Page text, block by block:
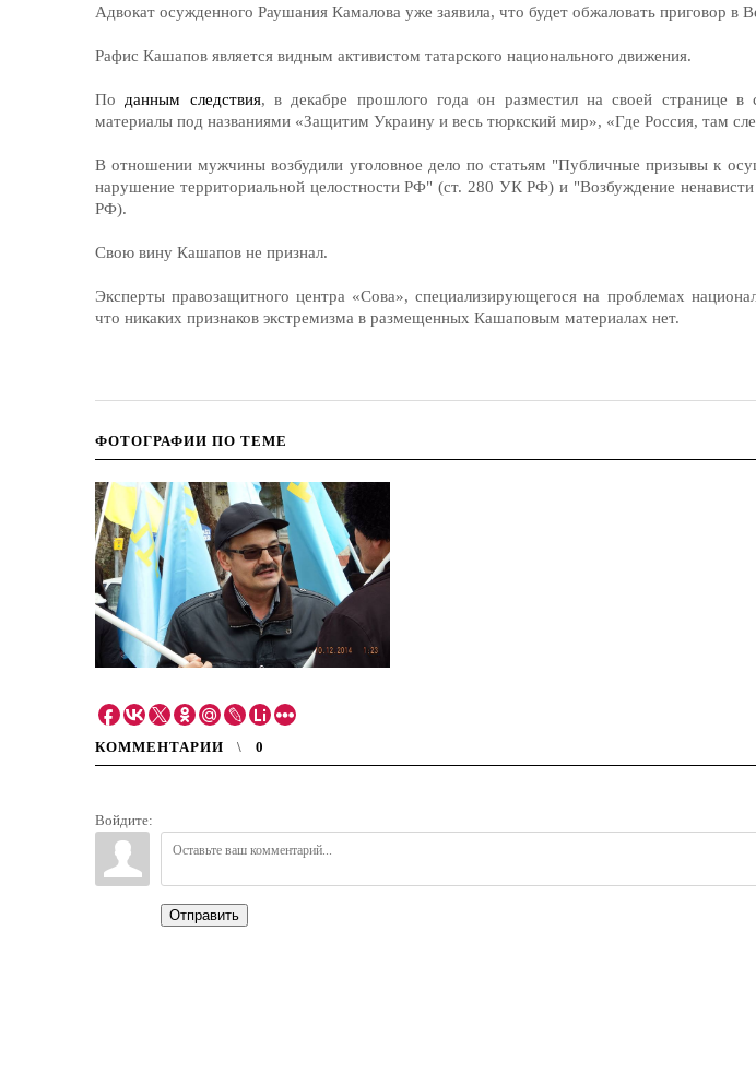
Адвокат осужденного Раушания Камалова уже заявила, что будет обжаловать приговор в
Рафис Кашапов является видным активистом татарского национального движения.
По данным следствия, в декабре прошлого года он разместил на своей странице в
материалы под названиями «Защитим Украину и весь тюркский мир», «Где Россия, там
В отношении мужчины возбудили уголовное дело по статьям "Публичные призывы к
нарушение территориальной целостности РФ" (ст. 280 УК РФ) и "Возбуждение
РФ).
Свою вину Кашапов не признал.
Эксперты правозащитного центра «Сова», специализирующегося на проблемах
что никаких признаков экстремизма в размещенных Кашаповым материалах нет.
ФОТОГРАФИИ ПО ТЕМЕ
КОММЕНТАРИИ 0
Войдите:
Отправить